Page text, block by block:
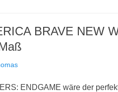
BRAVE NEW
ENDGAME wäre der